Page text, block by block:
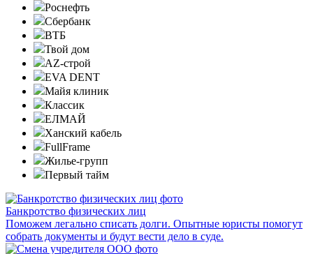
Роснефть
Сбербанк
ВТБ
Твой дом
AZ-строй
EVA DENT
Майя клиник
Классик
ЕЛМАЙ
Ханский кабель
FullFrame
Жилье-групп
Первый тайм
Банкротство физических лиц
Поможем легально списать долги. Опытные юристы помогут
собрать документы и будут вести дело в суде.